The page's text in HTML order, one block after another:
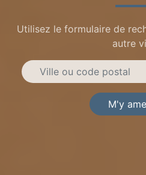
Utilisez le formulaire de
autre
M'y